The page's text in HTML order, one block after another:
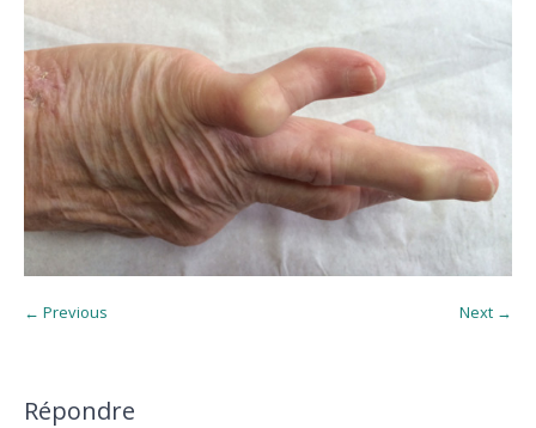
← Previous Next →
Répondre